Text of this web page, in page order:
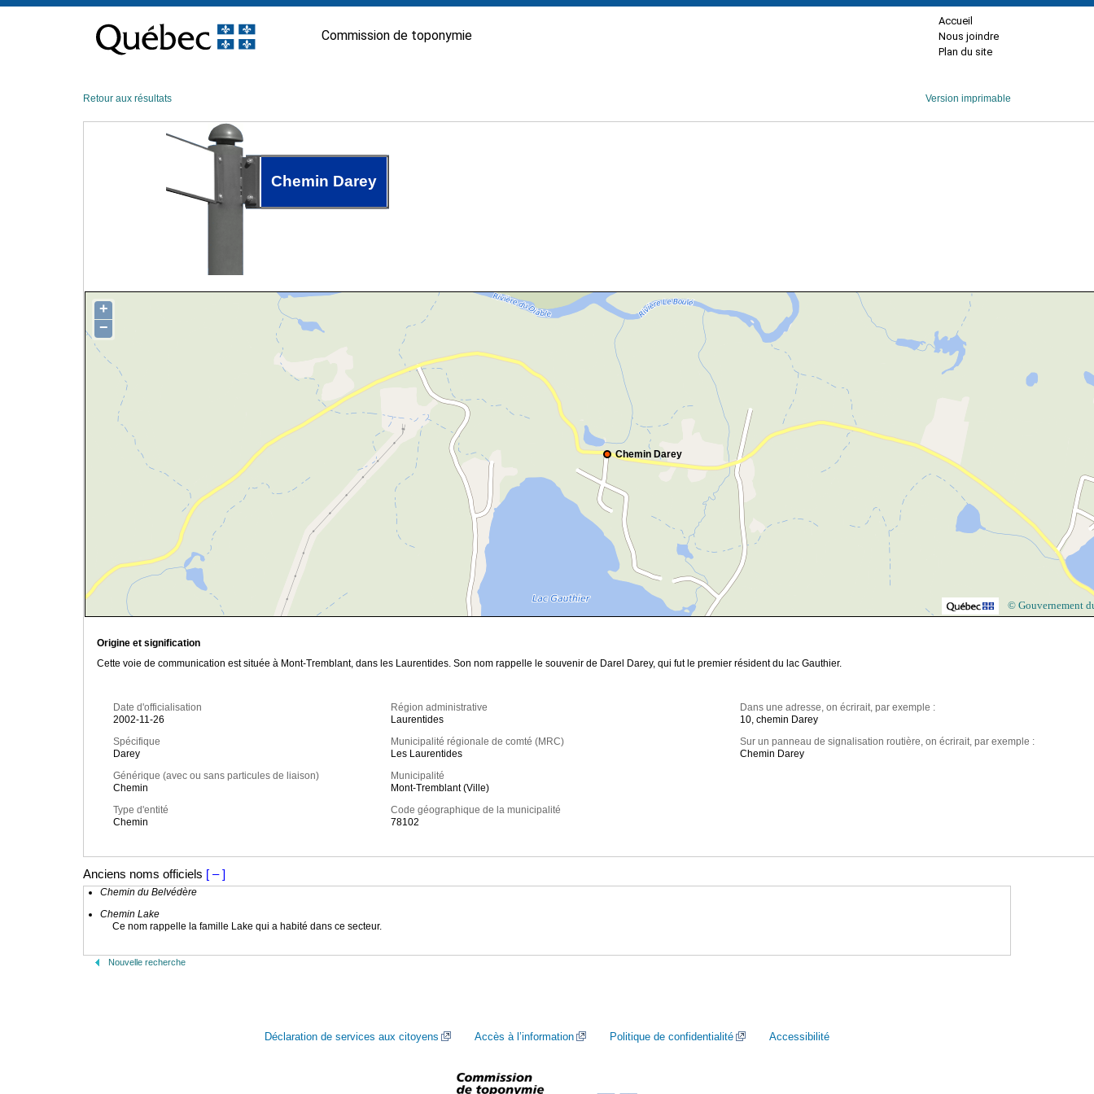
contenu
Commission de toponymie
Accueil
Nous joindre
Plan du site
Retour aux résultats Version imprimable
Chemin Darey
Chemin Darey
+
−
© Gouvernement
Origine et signification
Cette voie de communication est située à Mont-Tremblant, dans les Laurentides. Son nom rappelle le souvenir de Darel Darey, qui fut le premier résident du lac Gauthier.
Date d'officialisation
2002-11-26
Spécifique
Darey
Générique (avec ou sans particules de liaison)
Chemin
Type d'entité
Chemin
Région administrative
Laurentides
Municipalité régionale de comté (MRC)
Les Laurentides
Municipalité
Mont-Tremblant (Ville)
Code géographique de la municipalité
78102
Dans une adresse, on écrirait, par exemple :
10, chemin Darey
Sur un panneau de signalisation routière, on écrirait, par exemple :
Chemin Darey
Anciens noms officiels [ – ]
Chemin du Belvédère
Chemin Lake
Ce nom rappelle la famille Lake qui a habité dans ce secteur.
Nouvelle recherche
Déclaration de services aux citoyens Accès à l’information Politique de confidentialité Accessibilité